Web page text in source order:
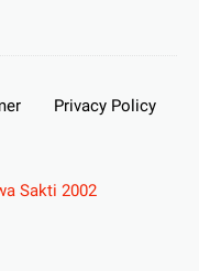
Privacy Policy
Sakti 2002